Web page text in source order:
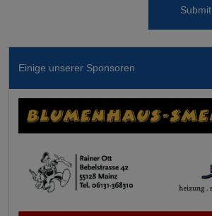
Einige unserer Sponsoren